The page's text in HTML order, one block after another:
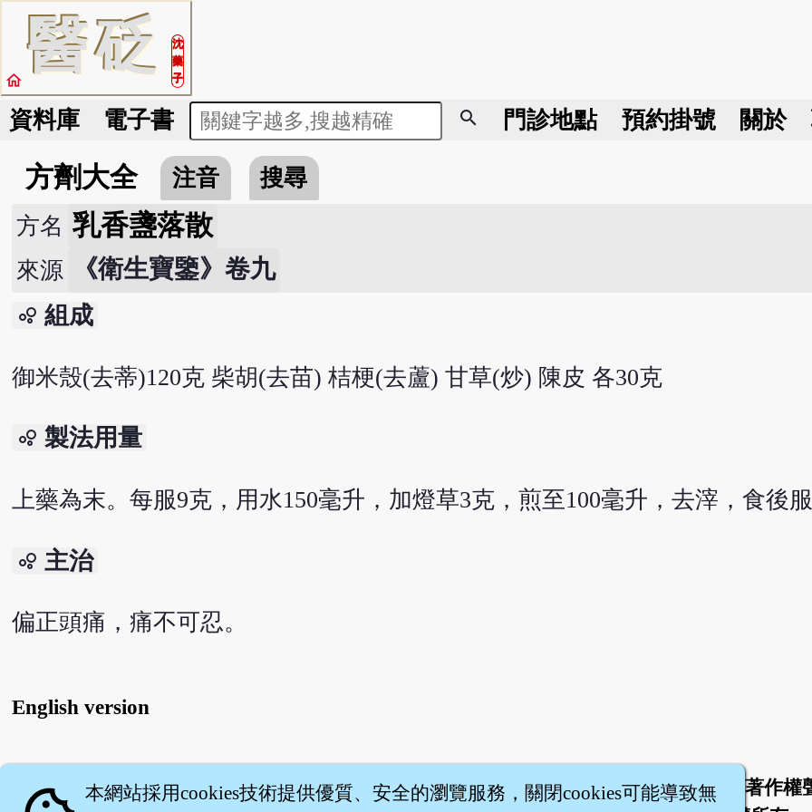
醫砭
沈
藥
子
home
資料庫 電子書 search 門診地點 預約掛號 關於
方劑大全 注音 搜尋
方名 乳香盞落散
來源 《衛生寶鑒》卷九
bubble_chart 組成
御米殼(去蒂)120克 柴胡(去苗) 桔梗(去蘆) 甘草(炒) 陳皮 各30克
bubble_chart 製法用量
上藥為末。每服9克，用水150毫升，加燈草3克，煎至100毫升，去滓，食後服
bubble_chart 主治
偏正頭痛，痛不可忍。
English version
關於 | 聯絡我們 服務條款 隱私權條款
著作權
本網站採用cookies技術提供優質、安全的瀏覽服務，關閉cookies可能導致無